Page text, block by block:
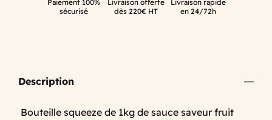
Paiement 100%
sécurisé
Livraison offerte
dès 220€ HT
Livraison rapide
en 24/72h
Description
Bouteille squeeze de 1kg de sauce saveur fruit